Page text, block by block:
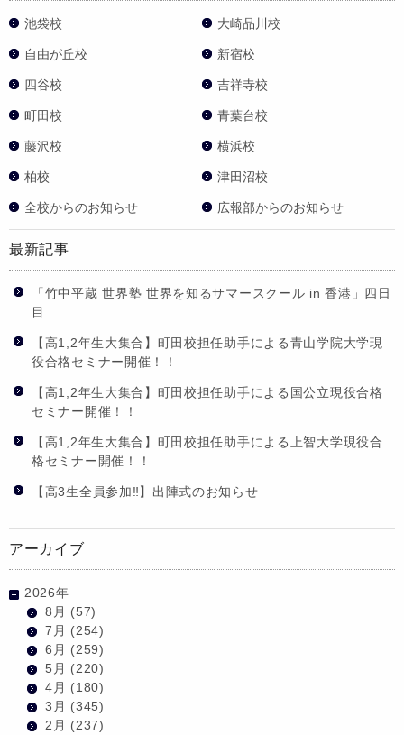
池袋校 大崎品川校
自由が丘校 新宿校
四谷校 吉祥寺校
町田校 青葉台校
藤沢校 横浜校
柏校 津田沼校
全校からのお知らせ 広報部からのお知らせ
最新記事
「竹中平蔵 世界塾 世界を知るサマースクール in 香港」四日
目
【高1,2年生大集合】町田校担任助手による青山学院大学現
役合格セミナー開催！！
【高1,2年生大集合】町田校担任助手による国公立現役合格
セミナー開催！！
【高1,2年生大集合】町田校担任助手による上智大学現役合
格セミナー開催！！
【高3生全員参加‼】出陣式のお知らせ
アーカイブ
2026年
8月 (57)
7月 (254)
6月 (259)
5月 (220)
4月 (180)
3月 (345)
2月 (237)